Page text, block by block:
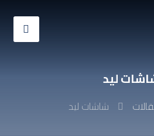
ليد
شاشات ليد